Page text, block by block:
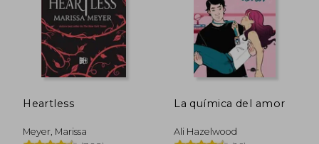
Heartless
Meyer, Marissa
La química del amor
Ali Hazelwood